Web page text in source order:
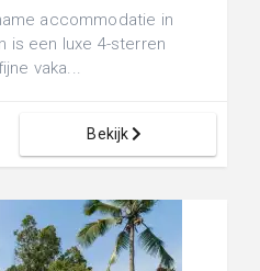
accommodatie in
is een luxe 4-sterren
vaka...
Bekijk